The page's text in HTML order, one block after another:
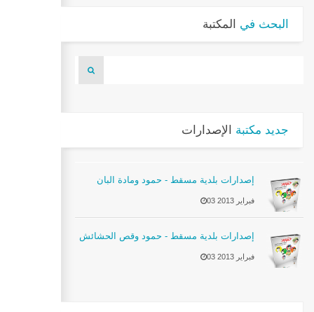
البحث في المكتبة
جديد مكتبة الإصدارات
إصدارات بلدية مسقط - حمود ومادة البان
03 فبراير 2013
إصدارات بلدية مسقط - حمود وقص الحشائش
03 فبراير 2013